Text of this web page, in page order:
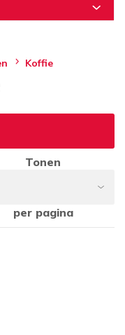
Koffie
Tonen
per pagina